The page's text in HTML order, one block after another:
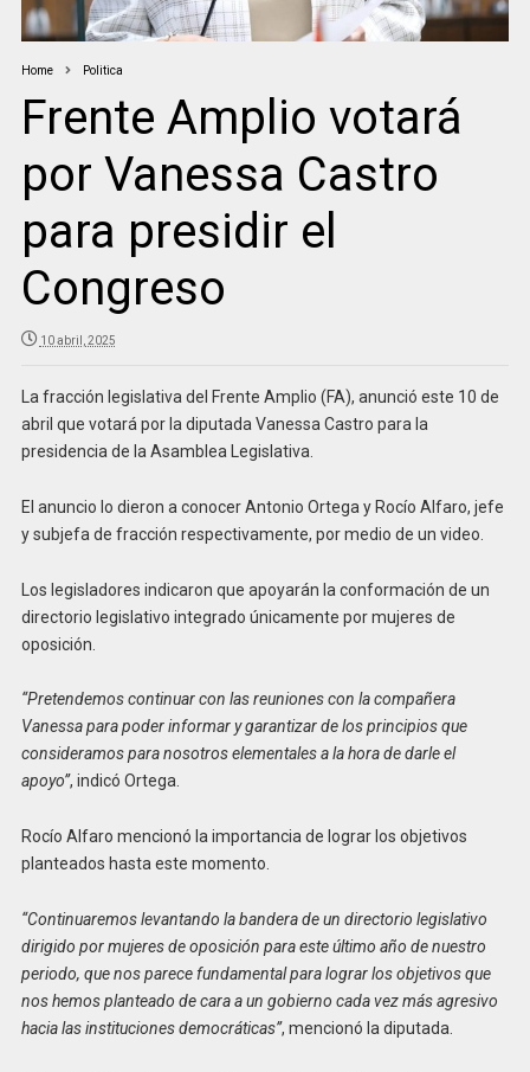
Home Politica
Frente Amplio votará
por Vanessa Castro
para presidir el
Congreso
10 abril, 2025
La fracción legislativa del Frente Amplio (FA), anunció este 10 de
abril que votará por la diputada Vanessa Castro para la
presidencia de la Asamblea Legislativa.
El anuncio lo dieron a conocer Antonio Ortega y Rocío Alfaro, jefe
y subjefa de fracción respectivamente, por medio de un video.
Los legisladores indicaron que apoyarán la conformación de un
directorio legislativo integrado únicamente por mujeres de
oposición.
“Pretendemos continuar con las reuniones con la compañera
Vanessa para poder informar y garantizar de los principios que
consideramos para nosotros elementales a la hora de darle el
apoyo”, indicó Ortega.
Rocío Alfaro mencionó la importancia de lograr los objetivos
planteados hasta este momento.
“Continuaremos levantando la bandera de un directorio legislativo
dirigido por mujeres de oposición para este último año de nuestro
periodo, que nos parece fundamental para lograr los objetivos que
nos hemos planteado de cara a un gobierno cada vez más agresivo
hacia las instituciones democráticas”, mencionó la diputada.